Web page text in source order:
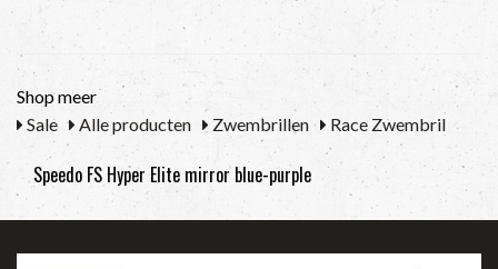
Shop meer
Sale
Alle producten Zwembrillen Race Zwembril
Speedo FS Hyper Elite mirror blue-purple